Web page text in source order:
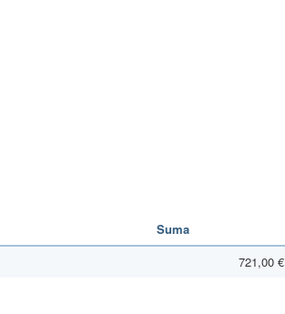
Suma
721,00 €